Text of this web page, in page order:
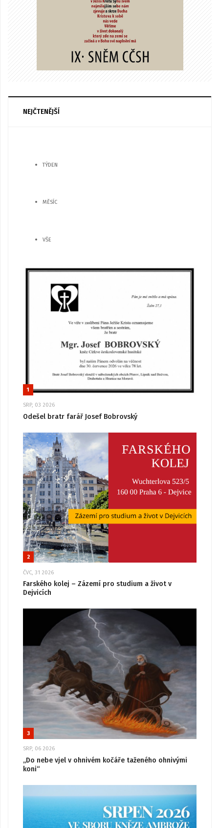
NEJČTENĚJŠÍ
TÝDEN
MĚSÍC
VŠE
1
SRP, 03 2026
Odešel bratr farář Josef Bobrovský
2
ČVC, 31 2026
Farského kolej – Zázemí pro studium a život v
Dejvicích
3
SRP, 06 2026
„Do nebe vjel v ohnivém kočáře taženého ohnivými
koni“